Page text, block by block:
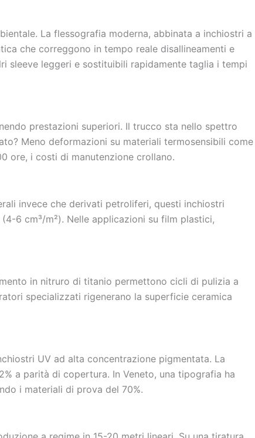
La flessografia moderna, abbinata a inchiostri a
che correggono in tempo reale disallineamenti e
sleeve leggeri e sostituibili rapidamente taglia i tempi
prestazioni superiori. Il trucco sta nello spettro
Meno deformazioni su materiali termosensibili come
ore, i costi di manutenzione crollano.
invece che derivati petroliferi, questi inchiostri
6 cm³/m²). Nelle applicazioni su film plastici,
in nitruro di titanio permettono cicli di pulizia a
specializzati rigenerano la superficie ceramica
UV ad alta concentrazione pigmentata. La
a parità di copertura. In Veneto, una tipografia ha
i materiali di prova del 70%.